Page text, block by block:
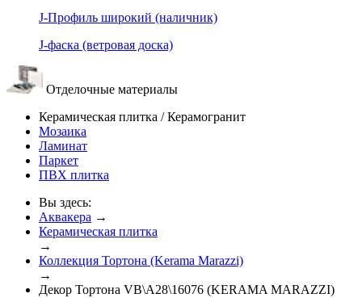
J-Профиль широкий (наличник)
J-фаска (ветровая доска)
Отделочные материалы
Керамическая плитка / Керамогранит
Мозаика
Ламинат
Паркет
ПВХ плитка
Вы здесь:
Аквакера →
Керамическая плитка
→
Коллекция Тортона (Kerama Marazzi)
→
Декор Тортона VB\A28\16076 (KERAMA MARAZZI)